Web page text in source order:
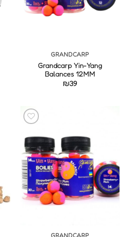
GRANDCARP
Grandcarp Yin-Yang
Balances 12MM
₪39
GRANDCARP